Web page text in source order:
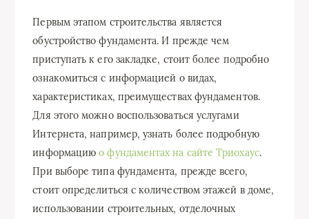
Первым этапом строительства является
обустройство фундамента. И прежде чем
приступать к его закладке, стоит более подробно
ознакомиться с информацией о видах,
характеристиках, преимуществах фундаментов.
Для этого можно воспользоваться услугами
Интернета, например, узнать более подробную
информациюо фундаментах на сайте Триохаус.
При выборе типа фундамента, прежде всего,
стоит определиться с количеством этажей в доме,
использовании строительных, отделочных